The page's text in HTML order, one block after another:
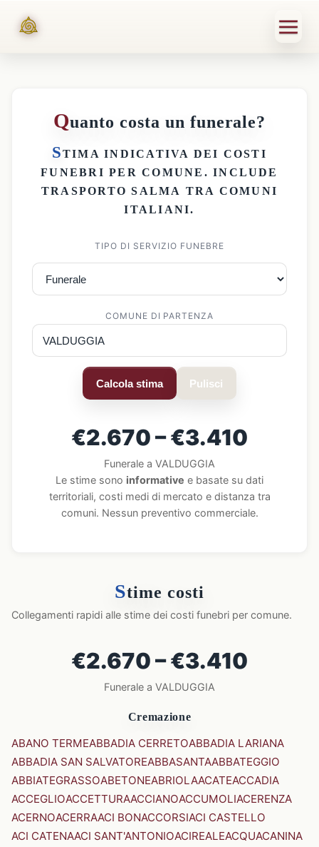
Quanto costa un funerale?
STIMA INDICATIVA DEI COSTI
FUNEBRI PER COMUNE . INCLUDE
TRASPORTO SALMA TRA COMUNI
ITALIANI.
TIPO DI SERVIZIO FUNEBRE
COMUNE DI PARTENZA
Calcola stima Pulisci
€2.670 – €3.410
Funerale a VALDUGGIA
Le stime sono informative e basate su dati
territoriali, costi medi di mercato e distanza tra
comuni. Nessun preventivo commerciale.
Stime costi
Collegamenti rapidi alle stime dei costi funebri per comune.
€2.670 – €3.410
Funerale a VALDUGGIA
Cremazione
ABANO TERMEABBADIA CERRETOABBADIA LARIANA
ABBADIA SAN SALVATOREABBASANTAABBATEGGIO
ABBIATEGRASSOABETONEABRIOLAACATEACCADIA
ACCEGLIOACCETTURAACCIANOACCUMOLIACERENZA
ACERNOACERRAACI BONACCORSIACI CASTELLO
ACI CATENAACI SANT'ANTONIOACIREALEACQUACANINA